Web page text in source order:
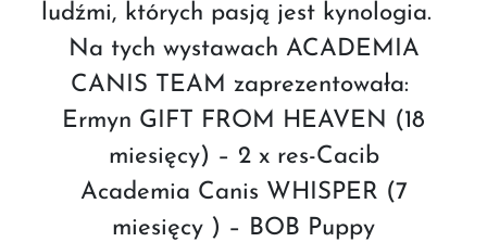
ludźmi, których pasją jest kynologia.
Na tych wystawach ACADEMIA
CANIS TEAM zaprezentowała:
Ermyn GIFT FROM HEAVEN (18
miesięcy) – 2 x res-Cacib
Academia Canis WHISPER (7
miesięcy ) – BOB Puppy